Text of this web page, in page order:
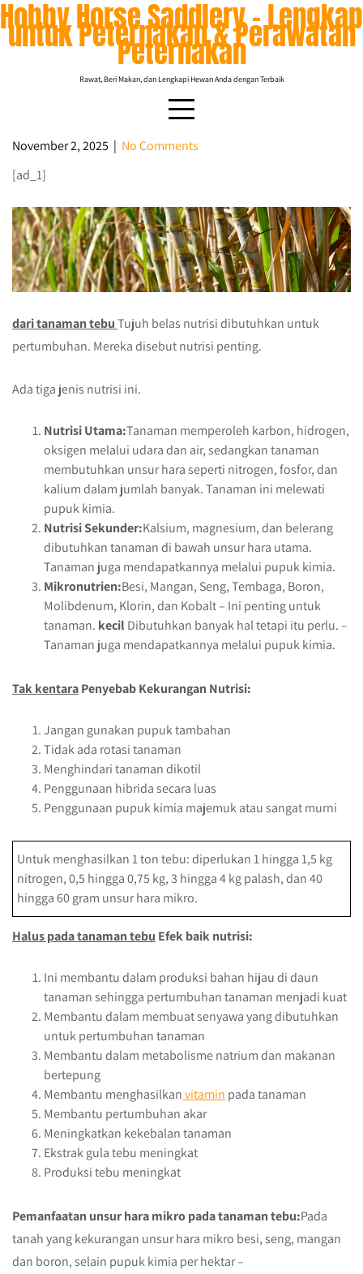
Skip
to
content
Hobby Horse Saddlery – Lengkap
untuk Peternakan & Perawatan
Peternakan
Rawat, Beri Makan, dan Lengkapi Hewan Anda dengan Terbaik
Pemanfaatan unsur hara mikro untuk
meningkatkan hasil tebu
November 2, 2025 | No Comments
[ad_1]
dari tanaman tebuTujuh belas nutrisi dibutuhkan untuk
pertumbuhan. Mereka disebut nutrisi penting.
Ada tiga jenis nutrisi ini.
Nutrisi Utama:Tanaman memperoleh karbon, hidrogen,
oksigen melalui udara dan air, sedangkan tanaman
membutuhkan unsur hara seperti nitrogen, fosfor, dan
kalium dalam jumlah banyak. Tanaman ini melewati
pupuk kimia.
Nutrisi Sekunder:Kalsium, magnesium, dan belerang
dibutuhkan tanaman di bawah unsur hara utama.
Tanaman juga mendapatkannya melalui pupuk kimia.
Mikronutrien:Besi, Mangan, Seng, Tembaga, Boron,
Molibdenum, Klorin, dan Kobalt – Ini penting untuk
tanaman. kecilDibutuhkan banyak hal tetapi itu perlu. –
Tanaman juga mendapatkannya melalui pupuk kimia.
Tak kentaraPenyebab Kekurangan Nutrisi:
Jangan gunakan pupuk tambahan
Tidak ada rotasi tanaman
Menghindari tanaman dikotil
Penggunaan hibrida secara luas
Penggunaan pupuk kimia majemuk atau sangat murni
Untuk menghasilkan 1 ton tebu: diperlukan 1 hingga 1,5 kg
nitrogen, 0,5 hingga 0,75 kg, 3 hingga 4 kg palash, dan 40
hingga 60 gram unsur hara mikro.
Halus pada tanaman tebu Efek baik nutrisi:
Ini membantu dalam produksi bahan hijau di daun
tanaman sehingga pertumbuhan tanaman menjadi kuat
Membantu dalam membuat senyawa yang dibutuhkan
untuk pertumbuhan tanaman
Membantu dalam metabolisme natrium dan makanan
bertepung
Membantu menghasilkanvitamin pada tanaman
Membantu pertumbuhan akar
Meningkatkan kekebalan tanaman
Ekstrak gula tebu meningkat
Produksi tebu meningkat
Pemanfaatan unsur hara mikro pada tanaman tebu:Pada
tanah yang kekurangan unsur hara mikro besi, seng, mangan
dan boron, selain pupuk kimia per hektar –